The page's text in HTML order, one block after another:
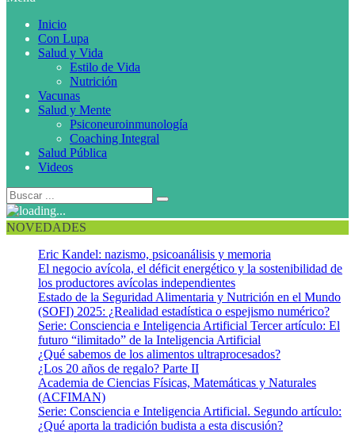
Inicio
Con Lupa
Salud y Vida
Estilo de Vida
Nutrición
Vacunas
Salud y Mente
Psiconeuroinmunología
Coaching Integral
Salud Pública
Videos
NOVEDADES
Eric Kandel: nazismo, psicoanálisis y memoria
El negocio avícola, el déficit energético y la sostenibilidad de
los productores avícolas independientes
Estado de la Seguridad Alimentaria y Nutrición en el Mundo
(SOFI) 2025: ¿Realidad estadística o espejismo numérico?
Serie: Consciencia e Inteligencia Artificial Tercer artículo: El
futuro “ilimitado” de la Inteligencia Artificial
¿Qué sabemos de los alimentos ultraprocesados?
¿Los 20 años de regalo? Parte II
Academia de Ciencias Físicas, Matemáticas y Naturales
(ACFIMAN)
Serie: Consciencia e Inteligencia Artificial. Segundo artículo:
¿Qué aporta la tradición budista a esta discusión?